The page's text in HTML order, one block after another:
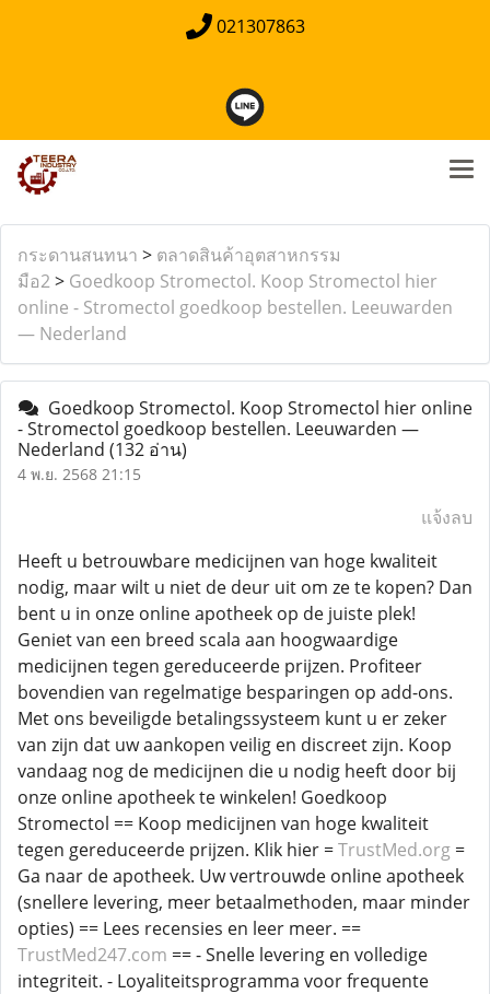
021307863
กระดานสนทนา > ตลาดสินค้าอุตสาหกรรม
มือ2> Goedkoop Stromectol. Koop Stromectol hier
online - Stromectol goedkoop bestellen. Leeuwarden
— Nederland
Goedkoop Stromectol. Koop Stromectol hier online
- Stromectol goedkoop bestellen. Leeuwarden —
Nederland (132 อ่าน)
4 พ.ย. 2568 21:15
แจ้งลบ
Heeft u betrouwbare medicijnen van hoge kwaliteit
nodig, maar wilt u niet de deur uit om ze te kopen? Dan
bent u in onze online apotheek op de juiste plek!
Geniet van een breed scala aan hoogwaardige
medicijnen tegen gereduceerde prijzen. Profiteer
bovendien van regelmatige besparingen op add-ons.
Met ons beveiligde betalingssysteem kunt u er zeker
van zijn dat uw aankopen veilig en discreet zijn. Koop
vandaag nog de medicijnen die u nodig heeft door bij
onze online apotheek te winkelen! Goedkoop
Stromectol == Koop medicijnen van hoge kwaliteit
tegen gereduceerde prijzen. Klik hier =TrustMed.org =
Ga naar de apotheek. Uw vertrouwde online apotheek
(snellere levering, meer betaalmethoden, maar minder
opties) == Lees recensies en leer meer. ==
TrustMed247.com == - Snelle levering en volledige
integriteit. - Loyaliteitsprogramma voor frequente